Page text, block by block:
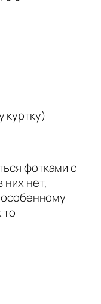
куртку)
фотками с
них нет,
особенному
то